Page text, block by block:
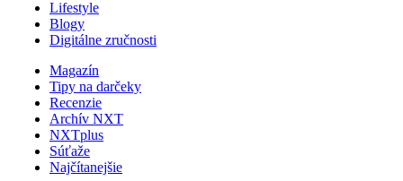
Lifestyle
Blogy
Digitálne zručnosti
Magazín
Tipy na darčeky
Recenzie
Archív NXT
NXTplus
Súťaže
Najčítanejšie